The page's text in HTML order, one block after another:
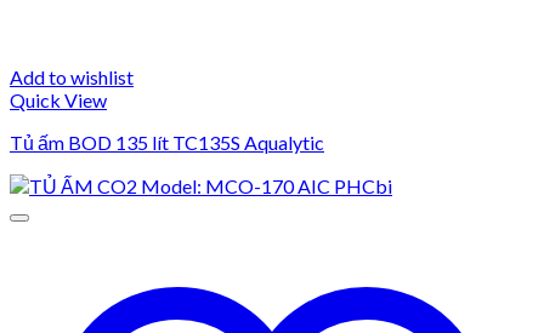
Add to wishlist
Quick View
Tủ ấm BOD 135 lít TC135S Aqualytic